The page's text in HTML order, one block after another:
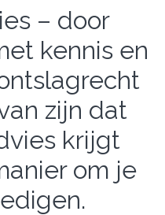
– door
kennis en
zijn dat
krijgt
om je